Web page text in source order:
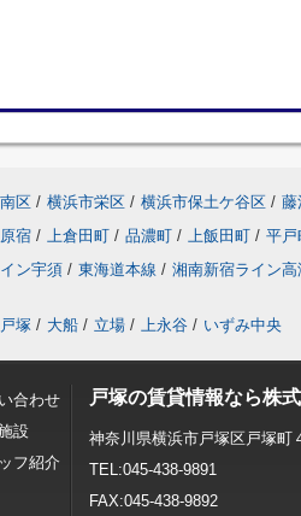
区 / 横浜市栄区 / 横浜市保土ケ谷区 / 藤
原宿 / 上倉田町 / 品濃町 / 上飯田町 / 平戸
ン宇須 / 東海道本線 / 湘南新宿ライン高
塚 / 大船 / 立場 / 上永谷 / いずみ中央
合わせ
設
フ紹介
戸塚の賃貸情報なら株
神奈川県横浜市戸塚区戸塚町
TEL:045-438-9891
FAX:045-438-9892